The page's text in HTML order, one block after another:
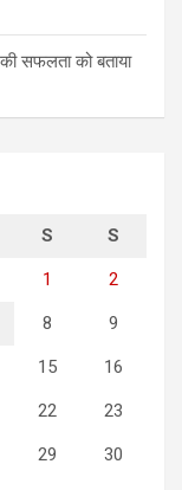
सफलता को बताया
S S
1 2
8 9
15 16
22 23
29 30